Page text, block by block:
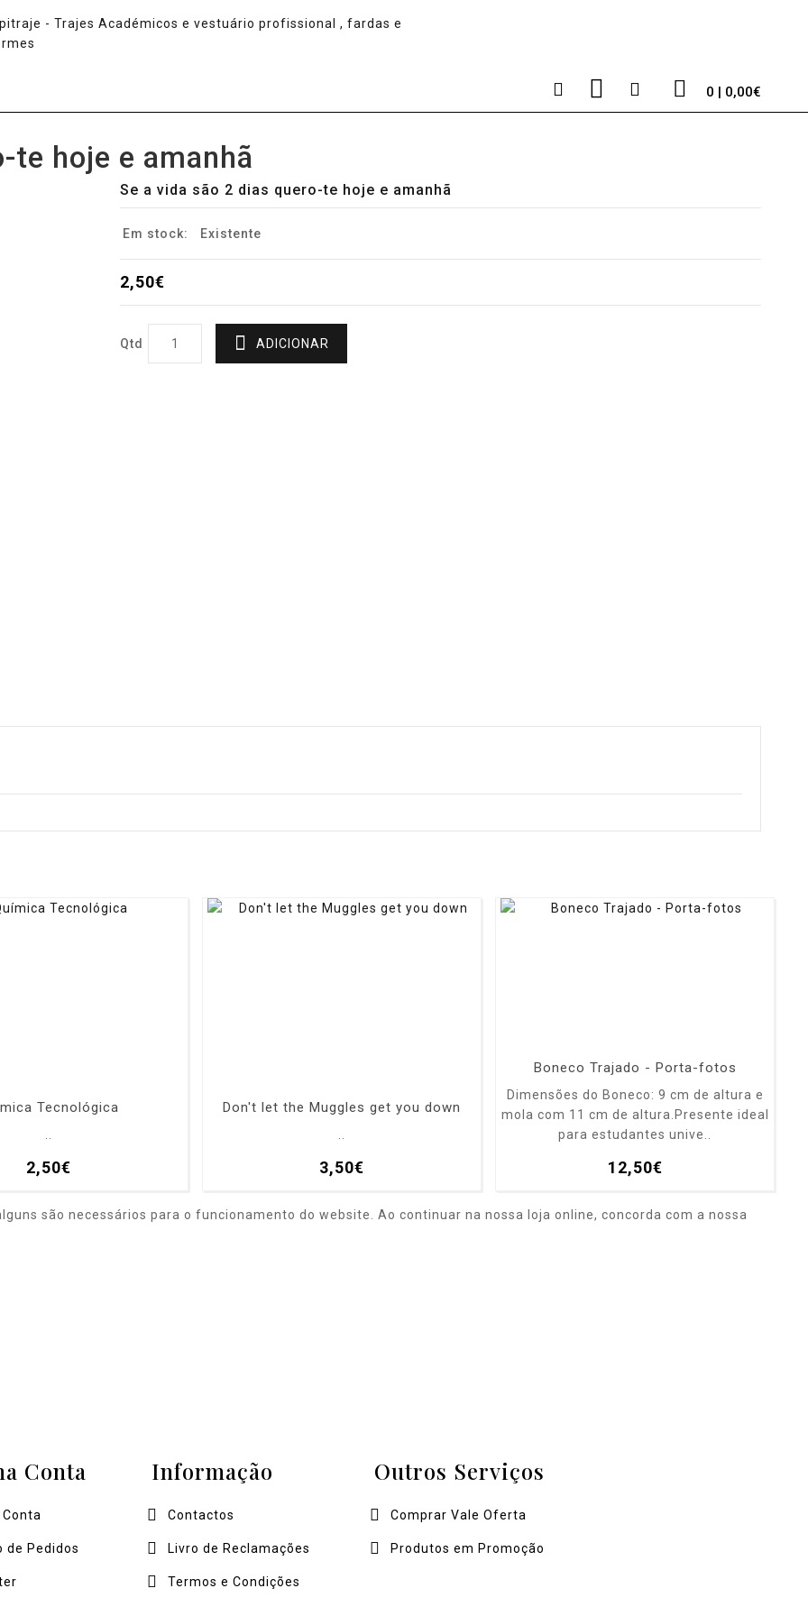
0 | 0,00€
te hoje e amanhã
Se a vida são 2 dias quero-te hoje e amanhã
Em stock: Existente
2,50€
Qtd ADICIONAR
Tecnológica
2,50€
Don't let the Muggles get you down
3,50€
Boneco Trajado - Porta-fotos
Dimensões do Boneco: 9 cm de altura e
mola com 11 cm de altura.Presente ideal
para estudantes unive..
12,50€
são necessários para o funcionamento do website. Ao continuar na nossa loja online, concorda com a nossa
Conta
de Pedidos
Informação
Contactos
Livro de Reclamações
Termos e Condições
Outros Serviços
Comprar Vale Oferta
Produtos em Promoção